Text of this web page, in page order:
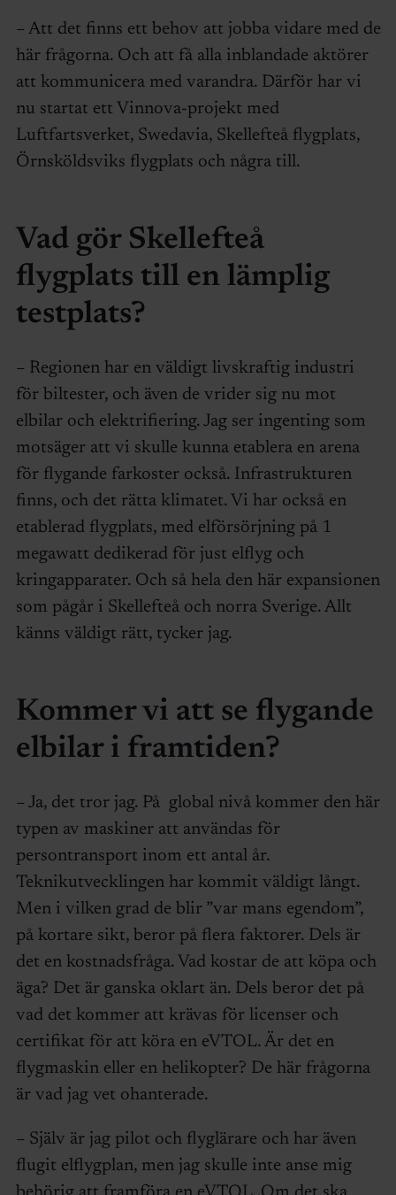
– Att det finns ett behov att jobba vidare med de
här frågorna. Och att få alla inblandade aktörer
att kommunicera med varandra. Därför har vi
nu startat ett Vinnova-projekt med
Luftfartsverket, Swedavia, Skellefteå flygplats,
Örnsköldsviks flygplats och några till.
Vad gör Skellefteå
flygplats till en lämplig
testplats?
– Regionen har en väldigt livskraftig industri
för biltester, och även de vrider sig nu mot
elbilar och elektrifiering. Jag ser ingenting som
motsäger att vi skulle kunna etablera en arena
för flygande farkoster också. Infrastrukturen
finns, och det rätta klimatet. Vi har också en
etablerad flygplats, med elförsörjning på 1
megawatt dedikerad för just elflyg och
kringapparater. Och så hela den här expansionen
som pågår i Skellefteå och norra Sverige. Allt
känns väldigt rätt, tycker jag.
Kommer vi att se flygande
elbilar i framtiden?
– Ja, det tror jag. På global nivå kommer den här
typen av maskiner att användas för
persontransport inom ett antal år.
Teknikutvecklingen har kommit väldigt långt.
Men i vilken grad de blir ”var mans egendom”,
på kortare sikt, beror på flera faktorer. Dels är
det en kostnadsfråga. Vad kostar de att köpa och
äga? Det är ganska oklart än. Dels beror det på
vad det kommer att krävas för licenser och
certifikat för att köra en eVTOL. Är det en
flygmaskin eller en helikopter? De här frågorna
är vad jag vet ohanterade.
– Själv är jag pilot och flyglärare och har även
flugit elflygplan, men jag skulle inte anse mig